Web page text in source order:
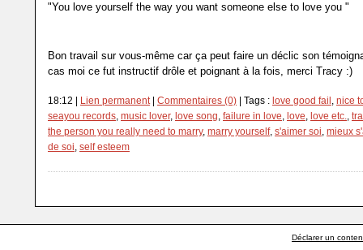
"You love yourself the way you want someone else to love you "
Bon travail sur vous-même car ça peut faire un déclic son
cas moi ce fut instructif drôle et poignant à la fois, merci Tracy :)
18:12 | Lien permanent| Commentaires (0) | Tags : love good fail , nice
seayou records, music lover, love song, failure in love, love, love etc.,
the person you really need to marry, marry yourself, s'aimer soi, mieux
de soi, self esteem
Déclarer un